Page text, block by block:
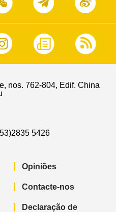
nos. 762-804, Edif. China
5426
Opiniões
Contacte-nos
Declaração de